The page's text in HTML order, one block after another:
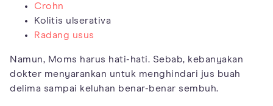
Crohn
Kolitis ulserativa
Radang usus
Namun, Moms harus hati-hati. Sebab, kebanyakan
dokter menyarankan untuk menghindari jus buah
delima sampai keluhan benar-benar sembuh.